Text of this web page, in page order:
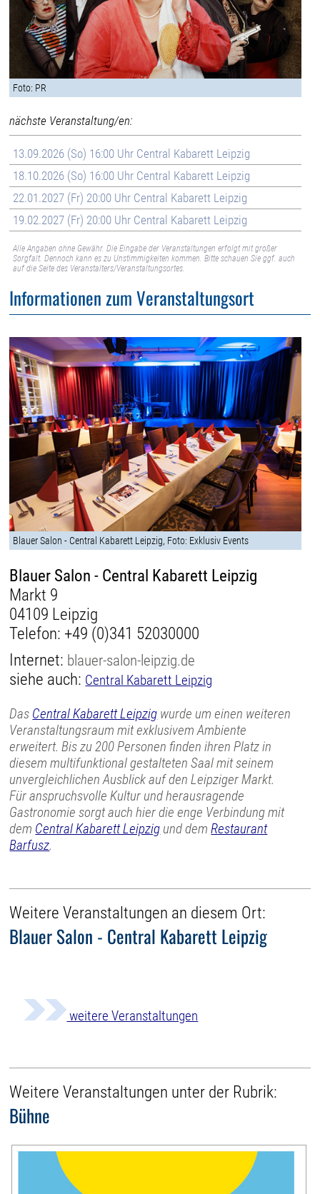
Foto: PR
nächste Veranstaltung/en:
13.09.2026 (So) 16:00 Uhr Central Kabarett Leipzig
18.10.2026 (So) 16:00 Uhr Central Kabarett Leipzig
22.01.2027 (Fr) 20:00 Uhr Central Kabarett Leipzig
19.02.2027 (Fr) 20:00 Uhr Central Kabarett Leipzig
Alle Angaben ohne Gewähr. Die Eingabe der Veranstaltungen erfolgt mit großer
Sorgfalt. Dennoch kann es zu Unstimmigkeiten kommen. Bitte schauen Sie ggf. auch
auf die Seite des Veranstalters/Veranstaltungsortes.
Informationen zum Veranstaltungsort
Blauer Salon - Central Kabarett Leipzig, Foto: Exklusiv Events
Blauer Salon - Central Kabarett Leipzig
Markt 9
04109 Leipzig
Telefon: +49 (0)341 52030000
Internet: blauer-salon-leipzig.de
siehe auch: Central Kabarett Leipzig
Das Central Kabarett Leipzig wurde um einen weiteren
Veranstaltungsraum mit exklusivem Ambiente
erweitert. Bis zu 200 Personen finden ihren Platz in
diesem multifunktional gestalteten Saal mit seinem
unvergleichlichen Ausblick auf den Leipziger Markt.
Für anspruchsvolle Kultur und herausragende
Gastronomie sorgt auch hier die enge Verbindung mit
dem Central Kabarett Leipzig und demRestaurant
Barfusz.
Weitere Veranstaltungen an diesem Ort:
Blauer Salon - Central Kabarett Leipzig
weitere Veranstaltungen
Weitere Veranstaltungen unter der Rubrik:
Bühne